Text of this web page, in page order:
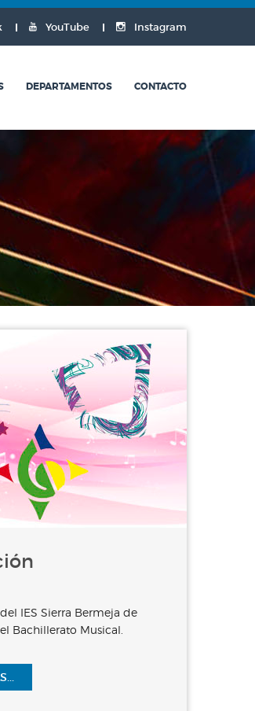
YouTube Instagram
DEPARTAMENTOS CONTACTO
IES Sierra Bermeja de
Bachillerato Musical.